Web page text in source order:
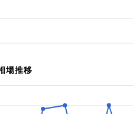
場推移